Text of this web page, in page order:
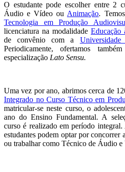
O estudante pode escolher entre 2
Áudio e Vídeo ou Animação.
Tecnologia em Produção
licenciatura na modalidade
de convênio com a
Periodicamente, ofertamos
especialização Lato Sensu.
Uma vez por ano, abrimos cerca de
Integrado no Curso Técnico em
matricular-se neste curso, o
ano do Ensino Fundamental. A
curso é realizado em período
estudantes podem optar por concorrer
ou trabalhar como Técnico de Áudio e